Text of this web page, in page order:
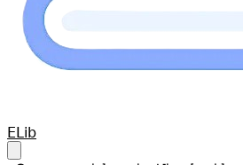
Your Company
ELib